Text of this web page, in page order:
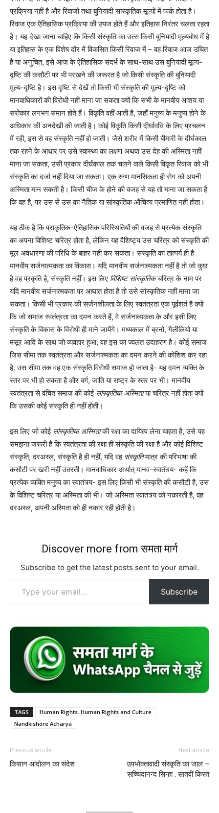
प्रक्रिया नहीं है और रिवाजों तथा बुनियादी सांस्कृतिक मूल्यों में फर्क होता है।
रिवाज एक ऐतिहासिक प्रक्रिया की उपज होते हैं और इतिहास निरंतर चलता रहता
है। यह देखा जाना चाहिए कि किसी संस्कृति का उत्स किसी बुनियादी मूल्यबोध में है
या इतिहास के एक विशेष दौर में विकसित किसी रिवाज में – वह रिवाज आज उचित
है या अनुचित, इसे आज के ऐतिहासिक संदर्भ के साथ-साथ उस बुनियादी मूल्य-
दृष्टि की कसौटी पर भी परखने की जरूरत है जो किसी संस्कृति की बुनियादी
मूल्य-दृष्टि है। इस दृष्टि से देखें तो किसी भी संस्कृति की मूल्य-दृष्टि को
मानवाधिकारों की विरोधी नहीं माना जा सकता क्यों कि सभी के मानवीय आशय या
सरोकार लगभग समान होते हैं। विकृति वहीं आती है, जहाँ मनुष्य के मनुष्य होने के
अधिकार की अनदेखी की जाती है। कोई विकृति किसी दीर्घावधि के लिए प्रचलन
में रही, इस से वह संस्कृति नहीं हो जाती। जैसे शरीर में किसी बीमारी के दीर्घकाल
तक रहने के आधार पर उसे स्वास्थ्य का लक्षण अथवा उस देह की अस्मिता नहीं
माना जा सकता, उसी प्रकार दीर्घकाल तक चलने वाले किसी विकृत रिवाज को भी
संस्कृति का दर्जा नहीं दिया जा सकता। एक रुग्ण मानसिकता ही रोग को अपनी
अस्मिता मान सकती है। किसी चीज के होने की वजह से यह तो माना जा सकता है
कि वह है, पर उस से उस का नैतिक या सांस्कृतिक औचित्य प्रमाणित नहीं होता।
यह ठीक है कि प्राकृतिक-ऐतिहासिक परिस्थितियों की वजह से प्रत्येक संस्कृति
का अपना विशिष्ट चरित्र होता है, लेकिन यह वैशिष्ट्य उस चरित्र को संस्कृति की
मूल अवधारणा की परिधि के बाहर नहीं कर सकता। संस्कृति का तात्पर्य ही है
मानवीय सर्जनात्मकता का विकास। यदि मानवीय सर्जनात्मकता नहीं है तो जो कुछ
है वह प्रकृति है, संस्कृति नहीं। इस लिए विशिष्ट सांस्कृतिकचरित्र के नाम पर
यदि मानवीय सर्जनात्मकता पर आघात होता है तो उसे सांस्कृतिक नहीं माना जा
सकता। किसी भी प्रकार की सर्जनशीलता के लिए स्वतंत्रता एक पूर्वशर्त है क्यों
कि जो समाज स्वतंत्रता का दमन करते हैं, वे सर्जनात्मकता के और इसी लिए
संस्कृति के विकास के विरोधी ही माने जायेंगे। मध्यकाल में ब्रनो, गैलीलियो या
मंसूर आदि के साथ जो व्यवहार हुआ, वह इस का ज्वलंत उदाहरण है। कोई समाज
जिस सीमा तक स्वतंत्रता और सर्जनात्मकता का दमन करने की कोशिश कर रहा
है, उस सीमा तक वह एक संस्कृति विरोधी समाज हो जाता है- यह दमन व्यक्ति के
स्तर पर भी हो सकता है और वर्ग, जाति या राष्ट्र के स्तर पर भी। मानवीय
स्वतंत्रता से वंचित समाज की कोई सांस्कृतिक अस्मिताया चरित्र नहीं होता क्यों
कि उसकी कोई संस्कृति ही नहीं होती।
इस लिए जो कोई सांस्कृतिक अस्मिताकी रक्षा का दायित्व लेना चाहता है, उसे यह
समझना जरूरी है कि स्वतंत्रता की रक्षा ही संस्कृति की रक्षा है और कोई विशिष्ट
संस्कृति, दरअस्ल, संस्कृति है ही नहीं, यदि वह संस्कृतिमात्र की परिभाषा की
कसौटी पर खरी नहीं उतरती। मानवाधिकार अर्थात् मानव-स्वातंत्र्य- कहें कि
प्रत्येक व्यक्ति मनुष्य का स्वातंत्र्य- इस लिए किसी भी संस्कृति की कसौटी है, उस
के विशिष्ट चरित्र या अस्मिता की भी। जो अस्मिता स्वातंत्र्य को नकारती है, वह
दरअस्ल, अपनी अस्मिता को ही नकार रही होती है।
Discover more from समता मार्ग
Subscribe to get the latest posts sent to your email.
Type your email…
Subscribe
TAGS
Human Rights. Human Rights and Culture
Nandkishore Acharya
Previous article
किसान आंदोलन का संदेश
Next article
उपभोक्तावादी संस्कृति का जाल –
सच्चिदानन्द सिन्हा : सातवीं किस्त